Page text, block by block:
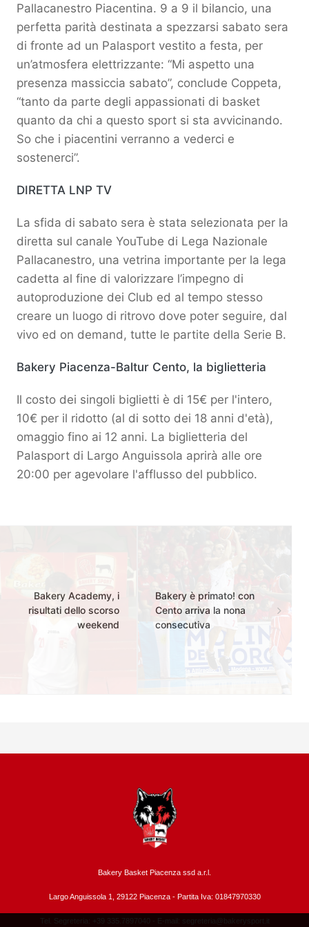
Pallacanestro Piacentina. 9 a 9 il bilancio, una
perfetta parità destinata a spezzarsi sabato sera
di fronte ad un Palasport vestito a festa, per
un’atmosfera elettrizzante: “Mi aspetto una
presenza massiccia sabato”, conclude Coppeta,
“tanto da parte degli appassionati di basket
quanto da chi a questo sport si sta avvicinando.
So che i piacentini verranno a vederci e
sostenerci”.
DIRETTA LNP TV
La sfida di sabato sera è stata selezionata per la
diretta sul canale YouTube di Lega Nazionale
Pallacanestro, una vetrina importante per la lega
cadetta al fine di valorizzare l’impegno di
autoproduzione dei Club ed al tempo stesso
creare un luogo di ritrovo dove poter seguire, dal
vivo ed on demand, tutte le partite della Serie B.
Bakery Piacenza-Baltur Cento, la biglietteria
Il costo dei singoli biglietti è di 15€ per l'intero,
10€ per il ridotto (al di sotto dei 18 anni d'età),
omaggio fino ai 12 anni. La biglietteria del
Palasport di Largo Anguissola aprirà alle ore
20:00 per agevolare l'afflusso del pubblico.
Bakery Academy, i
risultati dello scorso
weekend
Bakery è primato! con
Cento arriva la nona
consecutiva
Bakery Basket Piacenza ssd a.r.l.
Largo Anguissola 1, 29122 Piacenza - Partita Iva: 01847970330
Tel. Segreteria: +39 335.7897040 - E-mail: segreteria@bakerysport.it